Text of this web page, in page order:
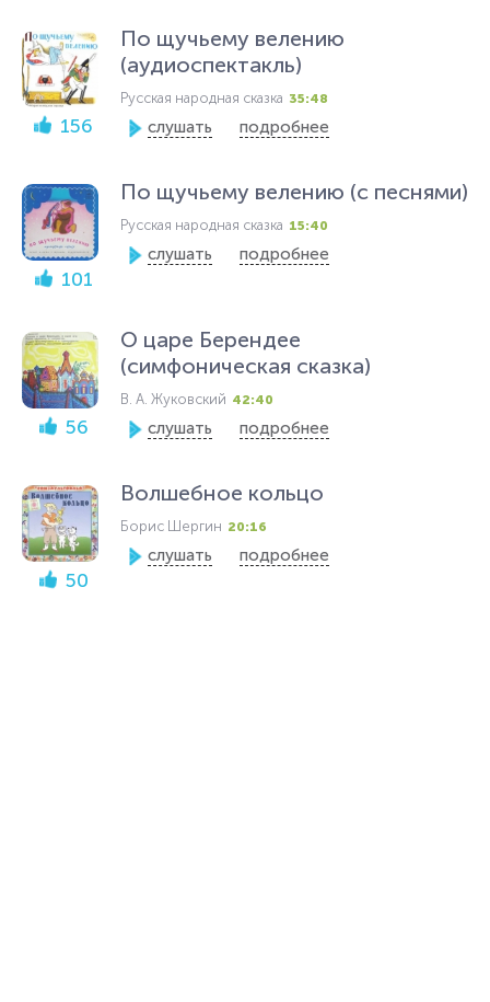
156
По щучьему велению
(аудиоспектакль)
Русская народная сказка 35:48
слушать подробнее
101
По щучьему велению (с песнями)
Русская народная сказка 15:40
слушать подробнее
56
О царе Берендее
(симфоническая сказка)
В. А. Жуковский 42:40
слушать подробнее
50
Волшебное кольцо
Борис Шергин 20:16
слушать подробнее